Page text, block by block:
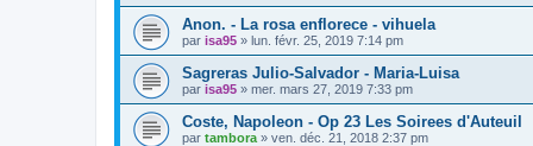
Anon. - La rosa enflorece - vihuela
par isa95 » lun. févr. 25, 2019 7:14 pm
Sagreras Julio-Salvador - Maria-Luisa
par isa95 » mer. mars 27, 2019 7:33 pm
Coste, Napoleon - Op 23 Les Soirees d'Auteuil
par tambora » ven. déc. 21, 2018 2:37 pm